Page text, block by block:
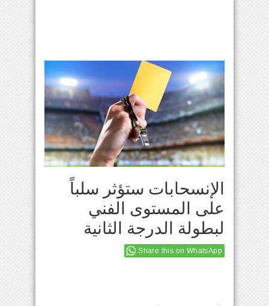
الإنسحابات ستؤثر سلباً
على المستوى الفني
لبطولة الدرجة الثانية
Share this on WhatsApp